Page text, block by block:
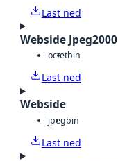
Last ned
Webside Jpeg2000
octetbin
Last ned
Webside
jpegbin
Last ned